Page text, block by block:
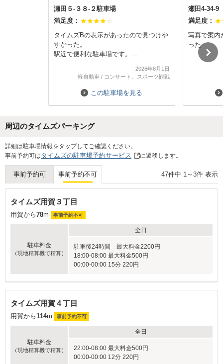
瀬田５-３８-２駐車場
満足度：
タイムズBの表示があったので見つけや
すかった。
駅近で便利な駐車場です。
2026年8月1日
軽自動車/ コンサート、スポーツ観戦
この駐車場を見る
瀬田4-34-
満足度：
写真で案内
った
周辺のタイムズパーキング
詳細は駐車場情報をタップしてご確認ください。
事前予約可はタイムズの駐車場予約サービス に遷移します。
事前予約可 事前予約不可 47件中 1 ～ 3件 表示
タイムズ用賀３丁目
用賀から78m 事前予約不可
駐車料金
（現地精算機で精算）
全日
駐車後24時間 最大料金2200円
18:00-08:00 最大料金500円
00:00-00:00 15分 220円
タイムズ用賀４丁目
用賀から114m 事前予約不可
駐車料金
（現地精算機で精算）
全日
22:00-08:00 最大料金500円
00:00-00:00 12分 220円